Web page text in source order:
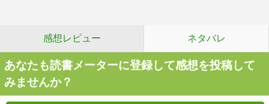
感想レビュー ネタバレ
あなたも読書メーターに登録して感想を投稿して
みませんか？